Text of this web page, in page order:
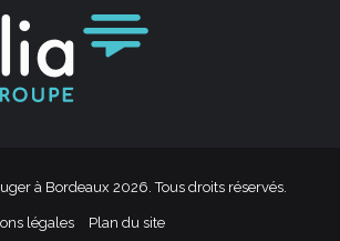
à Bordeaux 2026. Tous droits réservés.
légales Plan du site